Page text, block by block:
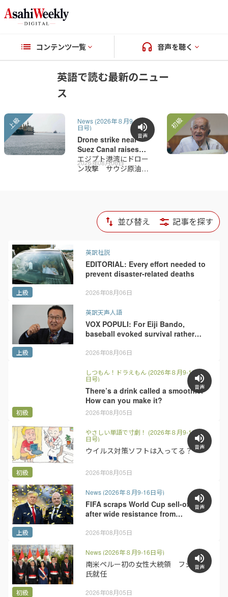
コンテンツ一覧 音声を聴く
英語で読む最新のニュー
ス
音声
上級 News (2026年８月9-16
日号)
Drone strike near
Suez Canal raises
new security threat in
widening war
エジプト港湾にドロー
ン攻撃 サウジ原油の
2026年08月06日
初級
並び替え 記事を探す
上級
英訳社説
EDITORIAL: Every effort needed to
prevent disaster-related deaths
2026年08月06日
上級
英訳天声人語
VOX POPULI: For Eiji Bando,
baseball evoked survival rather
2026年08月06日
音声
初級
しつもん！ドラえもん (2026年８月9-16
日号)
There’s a drink called a smoothie.
How can you make it?
2026年08月05日
音声
初級
やさしい単語で寸劇！ (2026年８月9-16
日号)
ウイルス対策ソフトは入ってる？
2026年08月05日
音声
上級
News (2026年８月9-16日号)
FIFA scraps World Cup sell-off plan
after wide resistance from
2026年08月05日
音声
初級
News (2026年８月9-16日号)
南米ペルー初の女性大統領 フジモリ
氏就任
2026年08月05日